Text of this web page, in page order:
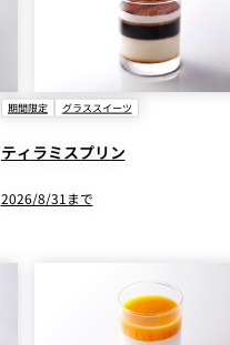
期間限定 グラススイーツ
ティラミスプリン
2026/8/31まで